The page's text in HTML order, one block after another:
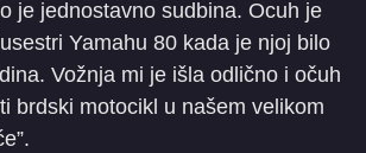
je jednostavno sudbina. Ocuh je
Yamahu 80 kada je njoj bilo
Vožnja mi je išla odlično i očuh
brdski motocikl u našem velikom